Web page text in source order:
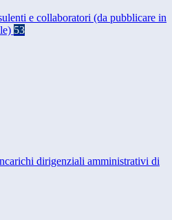
e collaboratori (da pubblicare in
53
dirigenziali amministrativi di